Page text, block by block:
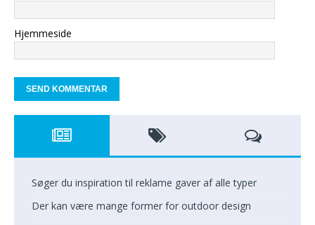
Hjemmeside
Søger du inspiration til reklame gaver af alle typer
Der kan være mange former for outdoor design